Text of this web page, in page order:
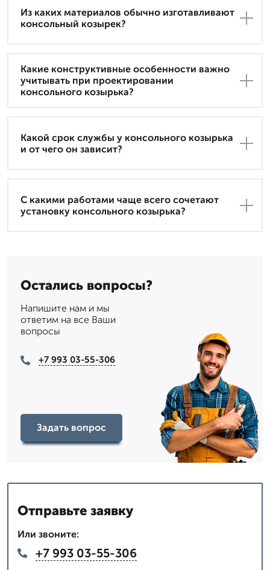
Из каких материалов обычно изготавливают
консольный козырек?
Какие конструктивные особенности важно
учитывать при проектировании
консольного козырька?
Какой срок службы у консольного козырька
и от чего он зависит?
С какими работами чаще всего сочетают
установку консольного козырька?
Остались вопросы?
Напишите нам и мы
ответим на все Ваши
вопросы
+7 993 03-55-306
Задать вопрос
Отправьте заявку
Или звоните:
+7 993 03-55-306